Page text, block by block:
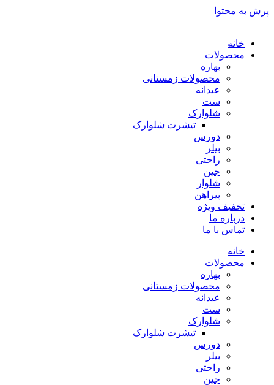
پرش به محتوا
خانه
محصولات
بهاره
محصولات زمستانی
عیدانه
ست
شلوارک
تیشرت شلوارک
دورس
بیلر
راحتی
جین
شلوار
پیراهن
تخفیف ویژه
درباره ما
تماس با ما
خانه
محصولات
بهاره
محصولات زمستانی
عیدانه
ست
شلوارک
تیشرت شلوارک
دورس
بیلر
راحتی
جین